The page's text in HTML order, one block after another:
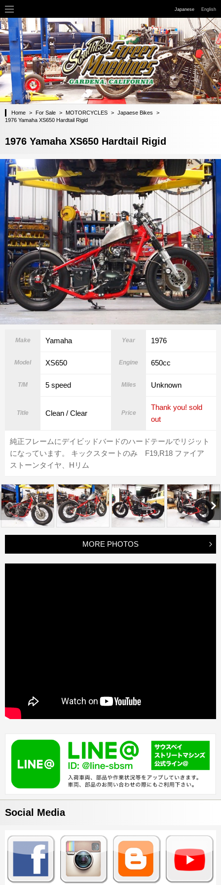
Japanese English
Home > For Sale > MOTORCYCLES > Japaese Bikes
>
1976 Yamaha XS650 Hardtail Rigid
1976 Yamaha XS650 Hardtail Rigid
Make Yamaha Year 1976
Model XS650 Engine 650cc
T/M 5 speed Miles Unknown
Title Clean / Clear Price
Thank you! sold
out
純正フレームにデイビッドバードのハードテールでリジット
になっています。 キックスタートのみ F19,R18 ファイア
ストーンタイヤ、Hリム
MORE PHOTOS
Social Media